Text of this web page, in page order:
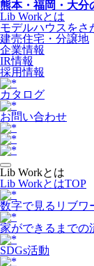
熊本・福岡・大分
Lib Workとは
モデルハウスをさ
建売住宅・分譲地
企業情報
IR情報
採用情報
カタログ
お問い合わせ
Lib Workとは
Lib WorkとはTOP
数字で⾒るリブワ
家ができるまでの
SDGs活動